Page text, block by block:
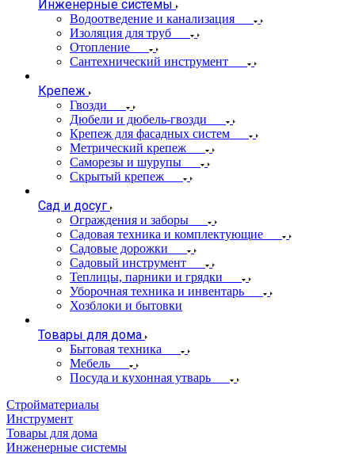
Инженерные системы
Водоотведение и канализация
Изоляция для труб
Отопление
Сантехнический инструмент
Крепеж
Гвозди
Дюбели и дюбель-гвозди
Крепеж для фасадных систем
Метрический крепеж
Саморезы и шурупы
Скрытый крепеж
Сад и досуг
Ограждения и заборы
Садовая техника и комплектующие
Садовые дорожки
Садовый инструмент
Теплицы, парники и грядки
Уборочная техника и инвентарь
Хозблоки и бытовки
Товары для дома
Бытовая техника
Мебель
Посуда и кухонная утварь
Стройматериалы
Инструмент
Товары для дома
Инженерные системы